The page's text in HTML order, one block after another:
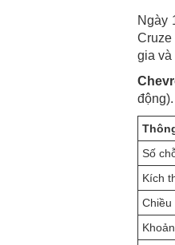
Ngày
Cruze
gia và
Số
Kích